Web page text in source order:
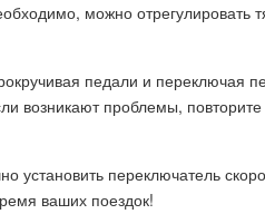
можно отрегулировать
педали и переключая
возникают проблемы,
переключатель
ваших поездок!